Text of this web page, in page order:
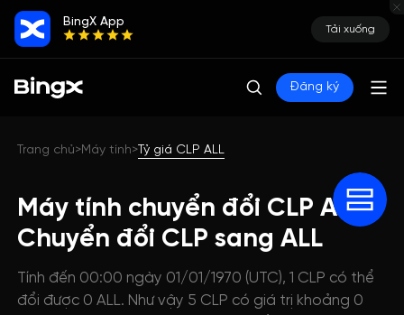
BingX App
Tải xuống
Đăng ký
Trang chủ>Máy tính>Tỷ giá CLP ALL
Máy tính chuyển đổi CLP ALL:
Chuyển đổi CLP sang ALL
Tính đến 00:00 ngày 01/01/1970 (UTC), 1 CLP có thể
đổi được 0 ALL. Như vậy 5 CLP có giá trị khoảng 0